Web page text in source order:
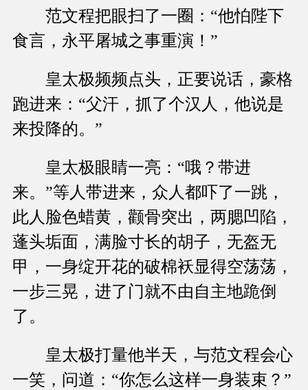
范文程把眼扫了一圈：“他怕陛下
食言，永平屠城之事重演！”
皇太极频频点头，正要说话，豪格
跑进来：“父汗，抓了个汉人，他说是
来投降的。”
皇太极眼睛一亮：“哦？带进
来。”等人带进来，众人都吓了一跳，
此人脸色蜡黄，颧骨突出，两腮凹陷，
蓬头垢面，满脸寸长的胡子，无盔无
甲，一身绽开花的破棉袄显得空荡荡，
一步三晃，进了门就不由自主地跪倒
了。
皇太极打量他半天，与范文程会心
一笑，问道：“你怎么这样一身装束？”